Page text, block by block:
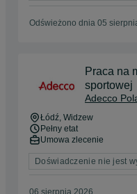
Odświeżono dnia 05
Praca na
sportowej
Adecco
Łódź, Widzew
Pełny etat
Umowa zlecenie
Doświadczenie nie jest
06 sierpnia 2026